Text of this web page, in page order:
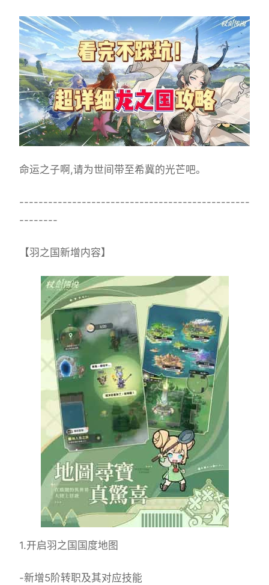
命运之子啊,请为世间带至希冀的光芒吧。
------------------------------------------------
--------
【羽之国新增内容】
1.开启羽之国国度地图
-新增5阶转职及其对应技能